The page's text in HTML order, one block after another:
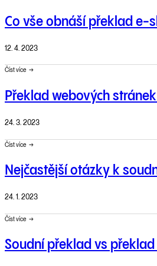
Co vše obnáší překlad e-
12. 4. 2023
Číst více
Překlad webových
24. 3. 2023
Číst více
Nejčastější otázky k
24. 1. 2023
Číst více
Soudní překlad vs